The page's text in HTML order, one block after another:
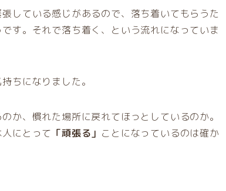
している感じがあるので、落ち着いてもらうた
す。それで落ち着く、という流れになっていま
ちになりました。
か、慣れた場所に戻れてほっとしているのか。
にとって 「頑張る」 ことになっているのは確か